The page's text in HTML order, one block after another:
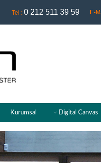
Tel : 0 212 511 39 59 E-
Kurumsal Digital Canvas